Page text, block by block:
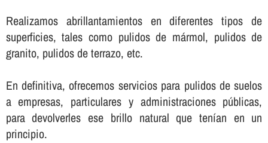
Realizamos abrillantamientos en diferentes tipos de
superficies, tales como pulidos de mármol, pulidos de
granito, pulidos de terrazo, etc.
En definitiva, ofrecemos servicios para pulidos de suelos
a empresas, particulares y administraciones públicas,
para devolverles ese brillo natural que tení­an en un
principio.